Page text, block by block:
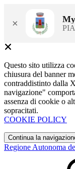
×
Questo sito utilizza
chiusura del banner
contraddistinto dalla
navigazione"
assenza di cookie o
sopracitati.
COOKIE POLICY
Continua la
Regione Autonoma